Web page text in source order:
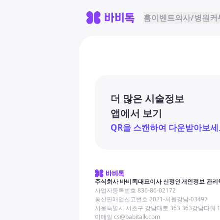
홈이벤트의사/병원커
더 많은 시술정보
앱에서 보기
QR을 스캔하여 다운받아보세
주식회사 바비톡대표이사 신정인개인정보 관리
사업자등록번호 836-86-02172
통신판매업신고번호 2021-서울강남-03497
서울특별시 서초구 강남대로 363 363강남타워
이메일 cs@babitalk.com